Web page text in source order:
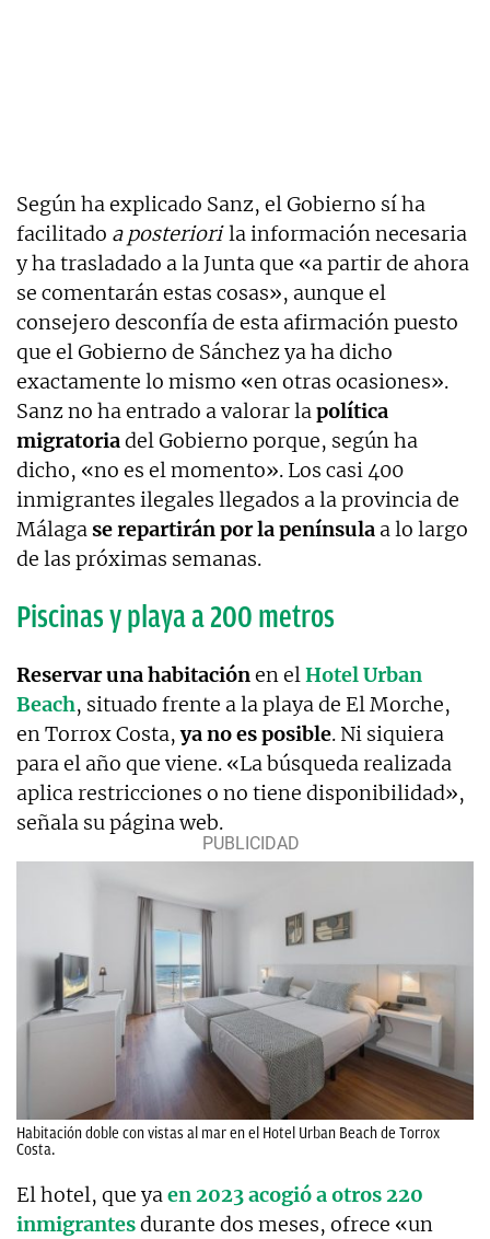
Según ha explicado Sanz, el Gobierno sí ha
facilitado a posteriorila información necesaria
y ha trasladado a la Junta que «a partir de ahora
se comentarán estas cosas», aunque el
consejero desconfía de esta afirmación puesto
que el Gobierno de Sánchez ya ha dicho
exactamente lo mismo «en otras ocasiones».
Sanz no ha entrado a valorar lapolítica
migratoriadel Gobierno porque, según ha
dicho, «no es el momento». Los casi 400
inmigrantes ilegales llegados a la provincia de
Málagase repartirán por la península a lo largo
de las próximas semanas.
Piscinas y playa a 200 metros
Reservar una habitaciónen elHotel Urban
Beach, situado frente a la playa de El Morche,
en Torrox Costa,ya no es posible. Ni siquiera
para el año que viene. «La búsqueda realizada
aplica restricciones o no tiene disponibilidad»,
señala su página web.
Habitación doble con vistas al mar en el Hotel Urban Beach de Torrox
Costa.
El hotel, que ya en 2023 acogió a otros 220
inmigrantesdurante dos meses, ofrece «un